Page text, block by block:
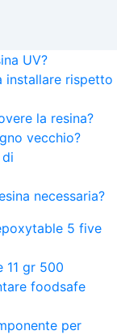
UV?
installare rispetto
la resina?
vecchio?
necessaria?
5 five
11 gr 500
foodsafe
per